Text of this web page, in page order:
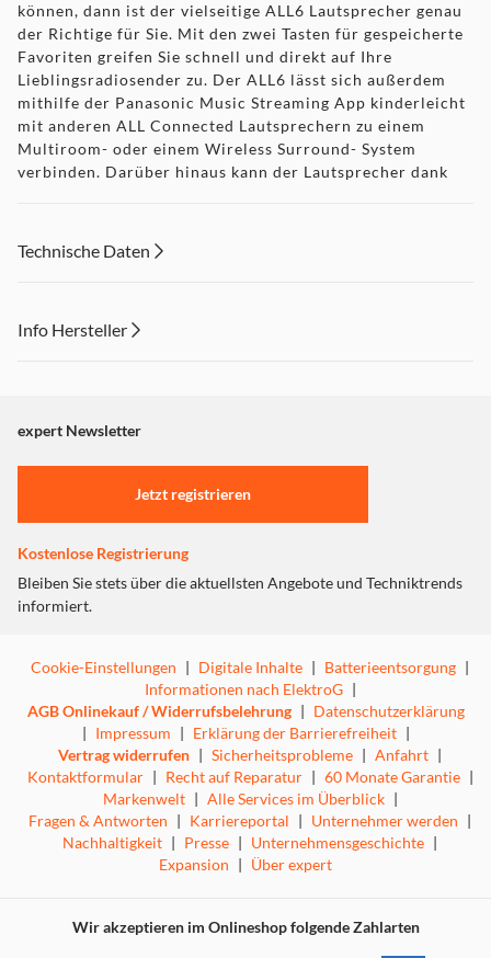
können, dann ist der vielseitige ALL6 Lautsprecher genau
der Richtige für Sie. Mit den zwei Tasten für gespeicherte
Favoriten greifen Sie schnell und direkt auf Ihre
Lieblingsradiosender zu. Der ALL6 lässt sich außerdem
mithilfe der Panasonic Music Streaming App kinderleicht
mit anderen ALL Connected Lautsprechern zu einem
Multiroom- oder einem Wireless Surround- System
verbinden. Darüber hinaus kann der Lautsprecher dank
Musik ohne Grenzen
Schenken Sie Ihrer Musik die Freiheit und sich selbst
Soundbars und Micro HiFi Systemen harmoniert perfekt
Lautsprecher unterschiedliche Songs hören oder
möglich!
Die Produktfamilie umfasst die Lautsprecher ALL9, ALL6,
ALL70T und ALL30T sowie den ALL1C Connector, mit dem
Sie Ihre in die Jahre gekommene HiFi Anlage aufrüsten
können.
Küche, im Badezimmer, oder sogar auf der Terrasse. Die
ALL Connected Audio Serie ist extrem flexibel und teilt
jede beliebige Tonquelle untereinander.
Ihre Musiksammlung auf dem Smartphone, auf einer
Netzwerkfestplatte bzw. dem PC, Radio, Musik Streaming
Dienste, CDs oder sogar der TV-Ton – alles wird
unterstützt. Die Panasonic Music Streaming App führt Sie
dabei intuitiv und bedienerfreundlich durch Ihre
Genießen Sie mit dem ALL6 Lautsprecher ein volles und
Technische Daten
Info Hersteller
"Marketing".
Einstellungen anpassen
expert Newsletter
Jetzt registrieren
Kostenlose Registrierung
Bleiben Sie stets über die aktuellsten Angebote und Techniktrends
informiert.
Cookie-Einstellungen | Digitale Inhalte | Batterieentsorgung |
Informationen nach ElektroG |
AGB Onlinekauf / Widerrufsbelehrung | Datenschutzerklärung
| Impressum | Erklärung der Barrierefreiheit |
Vertrag widerrufen | Sicherheitsprobleme | Anfahrt |
Kontaktformular | Recht auf Reparatur | 60 Monate Garantie |
Markenwelt | Alle Services im Überblick |
Fragen & Antworten | Karriereportal | Unternehmer werden |
Nachhaltigkeit | Presse | Unternehmensgeschichte |
Expansion | Über expert
Wir akzeptieren im Onlineshop folgende Zahlarten